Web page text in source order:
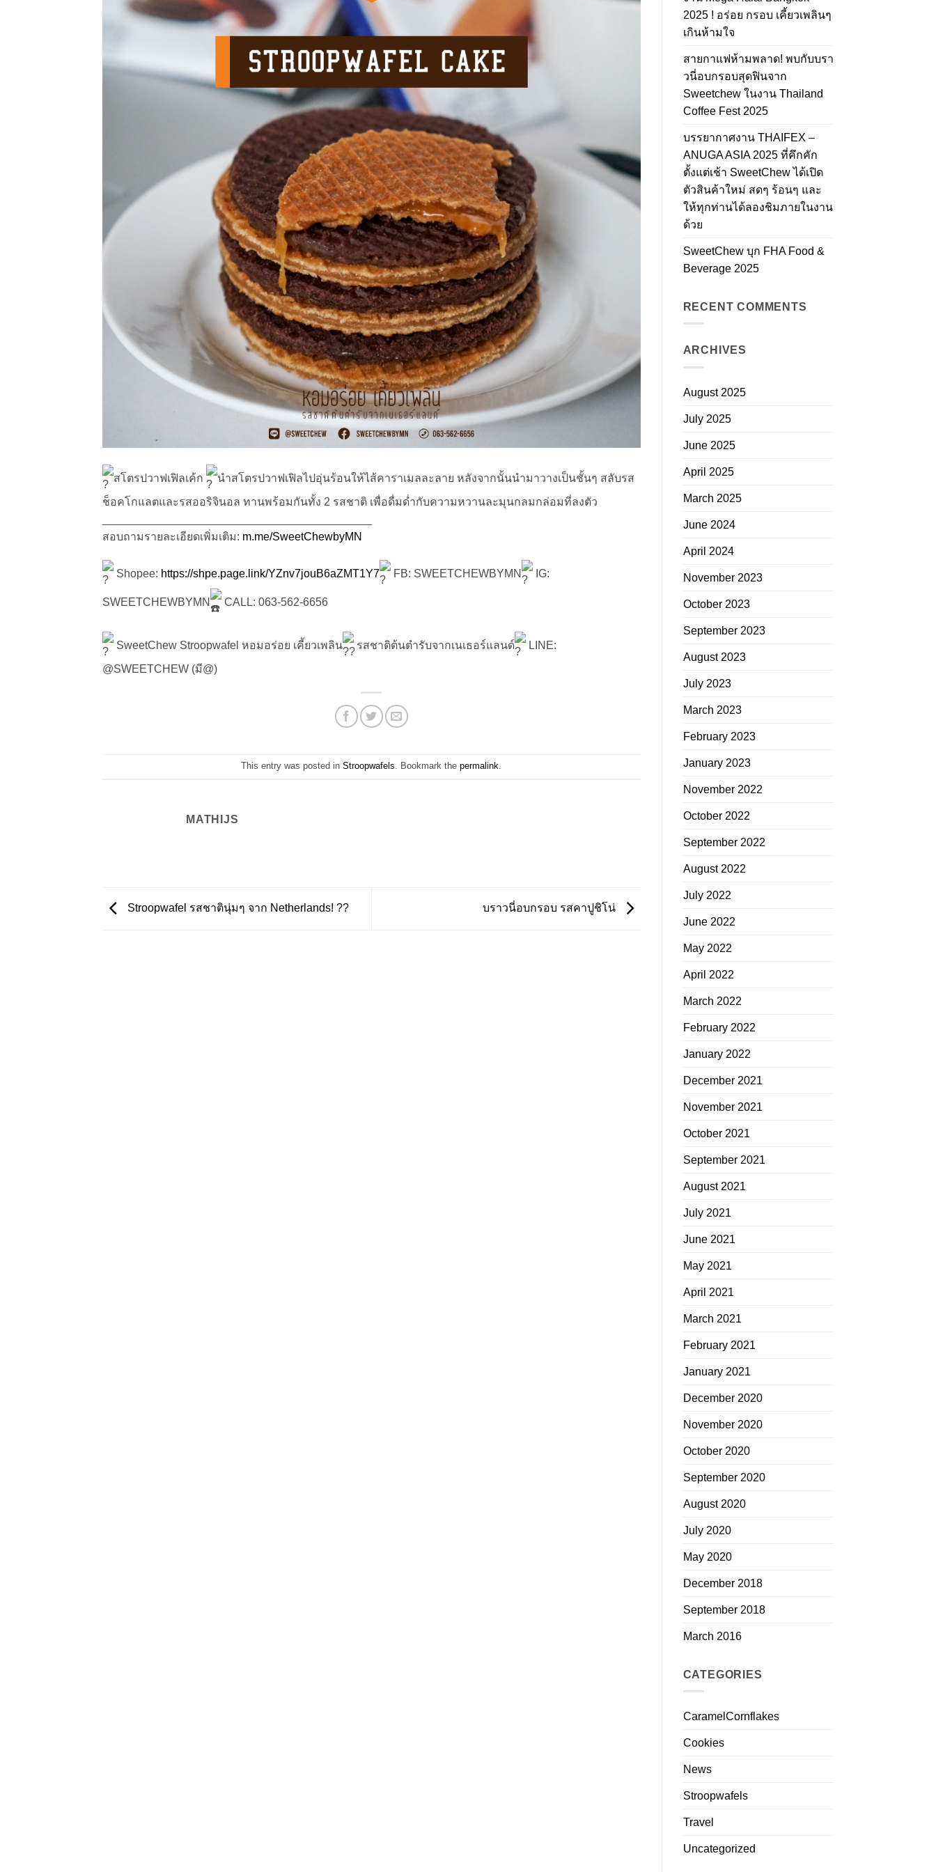
สโตรปวาฟเฟิลเค้ก นำสโตรปวาฟเฟิลไปอุ่นร้อนให้ไส้คาราเมลละลาย หลังจากนั้นนำมาวางเป็นชั้นๆ สลับรส
ช็อคโกแลตและรสออริจินอล ทานพร้อมกันทั้ง 2 รสชาติ เพื่อดื่มด่ำกับความหวานละมุนกลมกล่อมที่ลงตัว
สอบถามรายละเอียดเพิ่มเติม: m.me/SweetChewbyMN
Shopee: https://shpe.page.link/YZnv7jouB6aZMT1Y7 FB: SWEETCHEWBYMN IG:
SWEETCHEWBYMN CALL: 063-562-6656
SweetChew Stroopwafel หอมอร่อย เคี้ยวเพลิน รสชาติต้นตำรับจากเนเธอร์แลนด์ LINE:
@SWEETCHEW (มี@)
This entry was posted inStroopwafels. Bookmark thepermalink.
MATHIJS
Stroopwafel รสชาตินุ่มๆ จาก Netherlands! ?? บราวนี่อบกรอบ รสคาปูชิโน่
2025 ! อร่อย กรอบ เคี้ยวเพลินๆ
เกินห้ามใจ
สายกาแฟห้ามพลาด! พบกับบรา
วนี่อบกรอบสุดฟินจาก
Sweetchew ในงาน Thailand
Coffee Fest 2025
บรรยากาศงาน THAIFEX –
ANUGA ASIA 2025 ที่คึกคัก
ตั้งแต่เช้า SweetChew ได้เปิด
ตัวสินค้าใหม่ สดๆ ร้อนๆ และ
ให้ทุกท่านได้ลองชิมภายในงาน
ด้วย
SweetChew บุก FHA Food &
Beverage 2025
RECENT COMMENTS
ARCHIVES
August 2025
July 2025
June 2025
April 2025
March 2025
June 2024
April 2024
November 2023
October 2023
September 2023
August 2023
July 2023
March 2023
February 2023
January 2023
November 2022
October 2022
September 2022
August 2022
July 2022
June 2022
May 2022
April 2022
March 2022
February 2022
January 2022
December 2021
November 2021
October 2021
September 2021
August 2021
July 2021
June 2021
May 2021
April 2021
March 2021
February 2021
January 2021
December 2020
November 2020
October 2020
September 2020
August 2020
July 2020
May 2020
December 2018
September 2018
March 2016
CATEGORIES
CaramelCornflakes
Cookies
News
Stroopwafels
Travel
Uncategorized